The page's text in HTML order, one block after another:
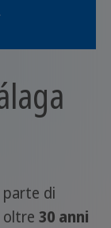
parte di
oltre 30 anni